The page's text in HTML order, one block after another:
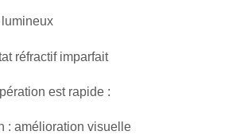
lumineux
réfractif imparfait
est rapide :
: amélioration visuelle